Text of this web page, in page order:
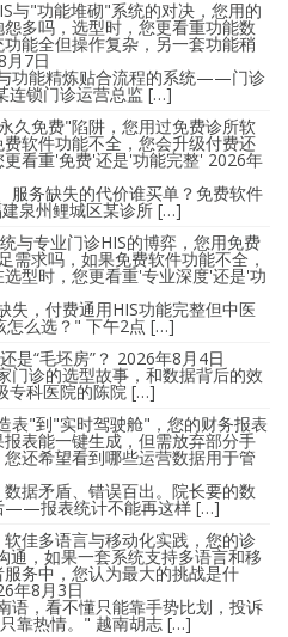
与"功能堆砌"系统的对决，您用的
多吗，选型时，您更看重功能数
能全但操作复杂，另一套功能稍
月7日
功能精炼贴合流程的系统——门诊
连锁门诊运营总监 […]
久免费"陷阱，您用过免费诊所软
软件功能不全，您会升级付费还
看重'免费'还是'功能完整' 2026年
服务缺失的代价谁买单？免费软件
泉州鲤城区某诊所 […]
与专业门诊HIS的博弈，您用免费
需求吗，如果免费软件功能不全，
型时，您更看重'专业深度'还是'功
失，付费通用HIS功能完整但中医
么选？" 下午2点 […]
是“毛坯房”？ 2026年8月4日
门诊的选型故事，和数据背后的效
专科医院的陈院 […]
表"到"实时驾驶舱"，您的财务报表
表能一键生成，但需放弃部分手
还希望看到哪些运营数据用于管
据矛盾、错误百出。院长要的数
——报表统计不能再这样 […]
佳多语言与移动化实践，您的诊
通，如果一套系统支持多语言和移
务中，您认为最大的挑战是什
年8月3日
语，看不懂只能靠手势比划，投诉
靠热情。" 越南胡志 […]